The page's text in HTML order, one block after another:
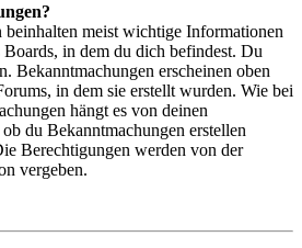
beinhalten meist wichtige Informationen
Boards, in dem du dich befindest. Du
Bekanntmachungen erscheinen oben
in dem sie erstellt wurden. Wie bei
hängt es von deinen
du Bekanntmachungen erstellen
Berechtigungen werden von der
vergeben.